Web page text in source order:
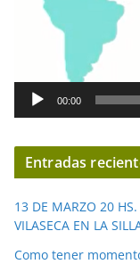
d
í
d
o
00:00
Entradas
13 DE MARZO 20
VILASECA EN LA
Como tener